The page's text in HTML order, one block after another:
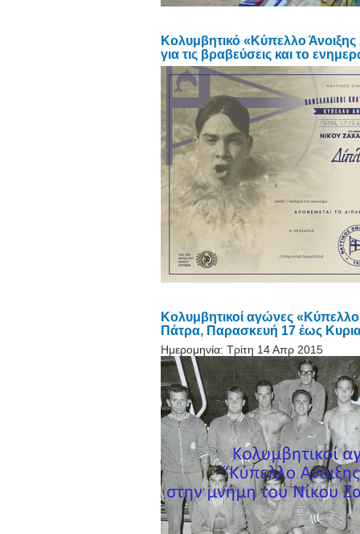
Κολυμβητικό «Κύπελλο
για τις βραβεύσεις και το
Κολυμβητικοί αγώνες
Πάτρα, Παρασκευή 17 έως
Ημερομηνία: Τρίτη 14 Απρ 2015